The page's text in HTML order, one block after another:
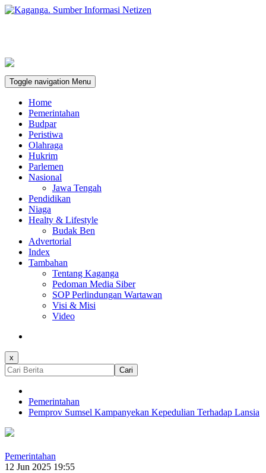
Toggle navigation Menu
Home
Pemerintahan
Budpar
Peristiwa
Olahraga
Hukrim
Parlemen
Nasional
Jawa Tengah
Pendidikan
Niaga
Healty & Lifestyle
Budak Ben
Advertorial
Index
Tambahan
Tentang Kaganga
Pedoman Media Siber
SOP Perlindungan Wartawan
Visi & Misi
Video
x
Cari
Pemerintahan
Pemprov Sumsel Kampanyekan Kepedulian Terhadap Lansia
Pemerintahan
12 Jun 2025 19:55